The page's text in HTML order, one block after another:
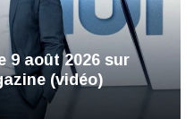
9 août 2026 sur
(vidéo)